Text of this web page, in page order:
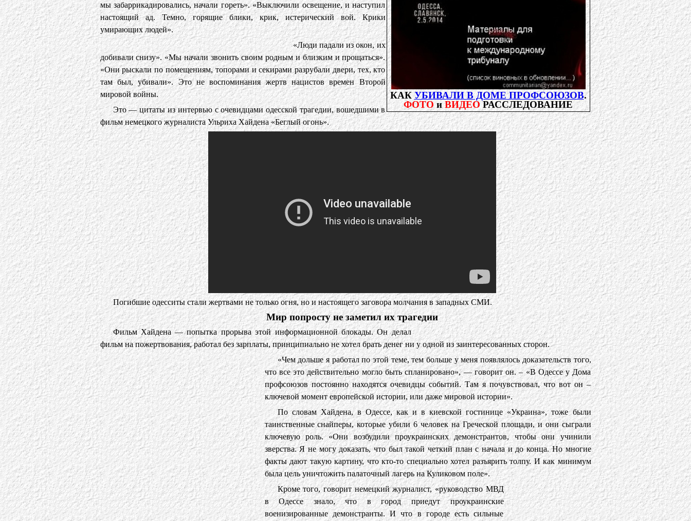
КАКУБИВАЛИ В ДОМЕ ПРОФСОЮЗОВ.
ФОТОиВИДЕОРАССЛЕДОВАНИЕ
мы забаррикадировались, начали гореть». «Выключили освещение, и наступил
настоящий ад. Темно, горящие блики, крик, истерический вой. Крики
умирающих людей».
«Люди падали из окон, их
добивали снизу». «Мы начали звонить своим родным и близким и прощаться».
«Они рыскали по помещениям, топорами и секирами разрубали двери, тех, кто
там был, убивали». Это не воспоминания жертв нацистов времен Второй
мировой войны.
Это — цитаты из интервью с очевидцами одесской трагедии, вошедшими в
фильм немецкого журналиста Ульриха Хайдена «Беглый огонь».
Погибшие одесситы стали жертвами не только огня, но и настоящего заговора молчания в западных СМИ.
Мир попросту не заметил их трагедии
Фильм Хайдена — попытка прорыва этой информационной блокады. Он делал
фильм на пожертвования, работал без зарплаты, принципиально не хотел брать денег ни у одной из заинтересованных сторон.
«Чем дольше я работал по этой теме, тем больше у меня появлялось доказательств того,
что все это действительно могло быть спланировано», — говорит он. – «В Одессе у Дома
профсоюзов постоянно находятся очевидцы событий. Там я почувствовал, что вот он –
ключевой момент европейской истории, или даже мировой истории».
По словам Хайдена, в Одессе, как и в киевской гостинице «Украина», тоже были
таинственные снайперы, которые убили 6 человек на Греческой площади, и они сыграли
ключевую роль. «Они возбудили проукраинских демонстрантов, чтобы они учинили
зверства. Я не могу доказать, что был такой четкий план с начала и до конца. Но многие
факты дают такую картину, что кто-то специально хотел разъярить толпу. И как минимум
была цель уничтожить палаточный лагерь на Куликовом поле».
Кроме того, говорит немецкий журналист, «руководство МВД
в Одессе знало, что в город приедут проукраинские
военизированные демонстранты. И что в городе есть сильные